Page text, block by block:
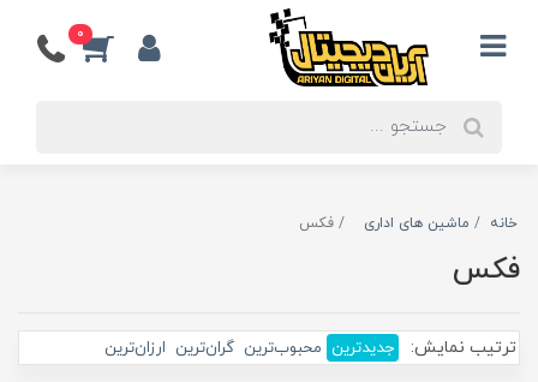
0
خانه ماشین های اداری فکس
فکس
ترتیب نمایش: جدیدترین محبوب‌ترین گران‌ترین ارزان‌ترین